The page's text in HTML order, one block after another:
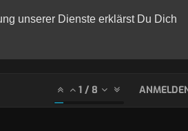
unserer Dienste erklärst Du Dich
1 / 8